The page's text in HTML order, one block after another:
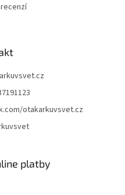
otakarkuvsvet.cz
platby